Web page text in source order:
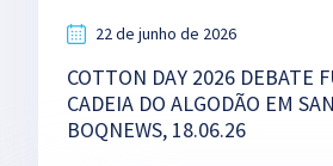
22 de junho de 2026
COTTON DAY 2026 DEBATE
CADEIA DO ALGODÃO EM
BOQNEWS, 18.06.26